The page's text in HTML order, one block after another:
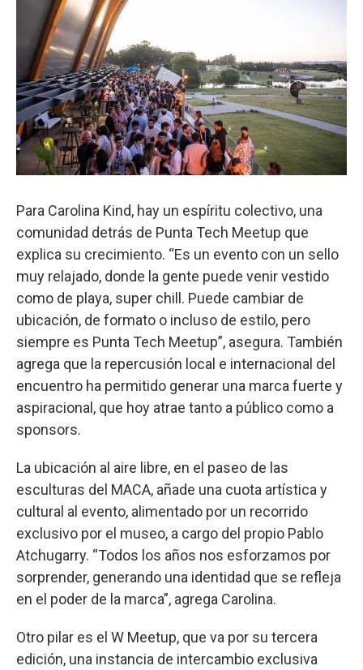
Para Carolina Kind, hay un espíritu colectivo, una
comunidad detrás de Punta Tech Meetup que
explica su crecimiento. “Es un evento con un sello
muy relajado, donde la gente puede venir vestido
como de playa, super chill. Puede cambiar de
ubicación, de formato o incluso de estilo, pero
siempre es Punta Tech Meetup”, asegura. También
agrega que la repercusión local e internacional del
encuentro ha permitido generar una marca fuerte y
aspiracional, que hoy atrae tanto a público como a
sponsors.
La ubicación al aire libre, en el paseo de las
esculturas del MACA, añade una cuota artística y
cultural al evento, alimentado por un recorrido
exclusivo por el museo, a cargo del propio Pablo
Atchugarry. “Todos los años nos esforzamos por
sorprender, generando una identidad que se refleja
en el poder de la marca”, agrega Carolina.
Otro pilar es el W Meetup, que va por su tercera
edición, una instancia de intercambio exclusiva